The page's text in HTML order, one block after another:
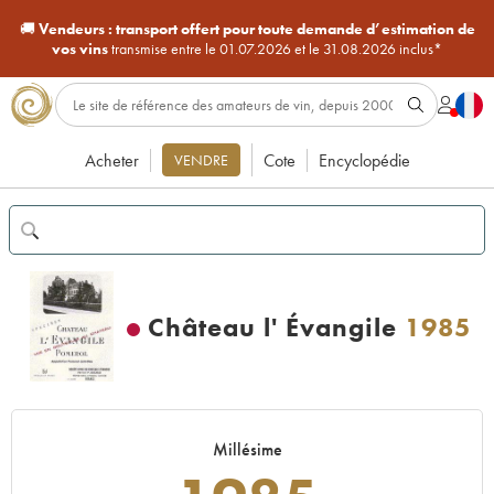
🚚Vendeurs : transport offert pour toute demande d’estimation de
vos vinstransmise entre le 01.07.2026 et le 31.08.2026 inclus*
Acheter VENDRE Cote Encyclopédie
Château l' Évangile 1985
Millésime